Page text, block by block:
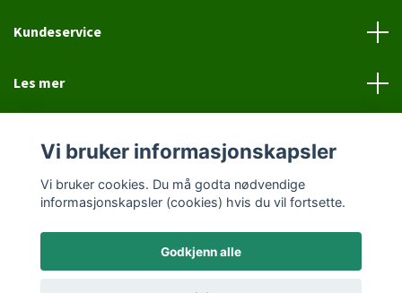
Kundeservice
Les mer
Vi bruker informasjonskapsler
Vi bruker cookies. Du må godta nødvendige
informasjonskapsler (cookies) hvis du vil fortsette.
Godkjenn alle